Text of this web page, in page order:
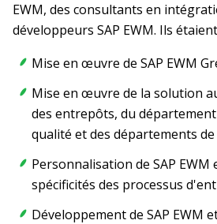
EWM, des consultants en
développeurs SAP EWM. Ils
Mise en œuvre de SAP EWM
Mise en œuvre de la solution
des entrepôts, du
qualité et des départements
Personnalisation de SAP EWM
spécificités des processus
Développement de SAP EWM et